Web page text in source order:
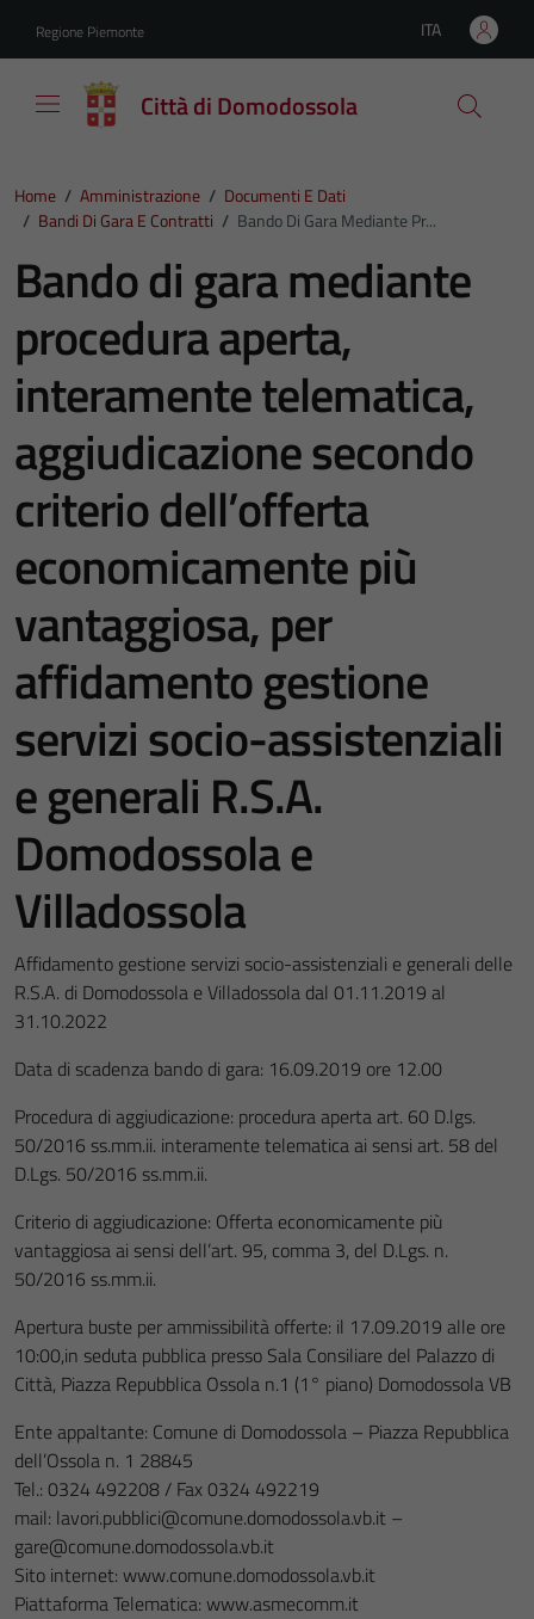
Regione Piemonte Lingua attiva:
ITA
Città di Domodossola
Home / Amministrazione / Documenti E Dati
/ Bandi Di Gara E Contratti / Bando Di Gara Mediante Pr...
Bando di gara mediante
procedura aperta,
interamente telematica,
aggiudicazione secondo
criterio dell’offerta
economicamente più
vantaggiosa, per
affidamento gestione
servizi socio-assistenziali
e generali R.S.A.
Domodossola e
Villadossola
Affidamento gestione servizi socio-assistenziali e generali delle
R.S.A. di Domodossola e Villadossola dal 01.11.2019 al
31.10.2022
Data di scadenza bando di gara: 16.09.2019 ore 12.00
Procedura di aggiudicazione: procedura aperta art. 60 D.lgs.
50/2016 ss.mm.ii. interamente telematica ai sensi art. 58 del
D.Lgs. 50/2016 ss.mm.ii.
Criterio di aggiudicazione: Offerta economicamente più
vantaggiosa ai sensi dell’art. 95, comma 3, del D.Lgs. n.
50/2016 ss.mm.ii.
Apertura buste per ammissibilità offerte: il 17.09.2019 alle ore
10:00,in seduta pubblica presso Sala Consiliare del Palazzo di
Città, Piazza Repubblica Ossola n.1 (1° piano) Domodossola VB
Ente appaltante: Comune di Domodossola – Piazza Repubblica
dell’Ossola n. 1 28845
Tel.: 0324 492208 / Fax 0324 492219
mail: lavori.pubblici@comune.domodossola.vb.it –
gare@comune.domodossola.vb.it
Sito internet: www.comune.domodossola.vb.it
Piattaforma Telematica: www.asmecomm.it